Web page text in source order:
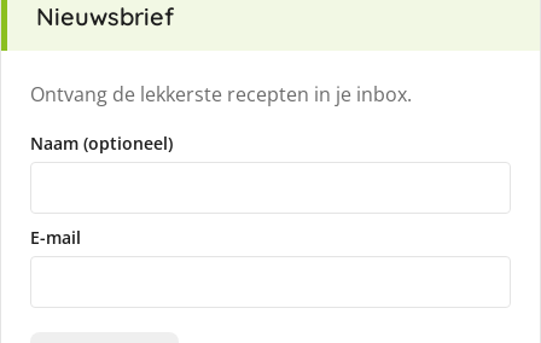
Nieuwsbrief
Ontvang de lekkerste recepten in je inbox.
Naam (optioneel)
E-mail